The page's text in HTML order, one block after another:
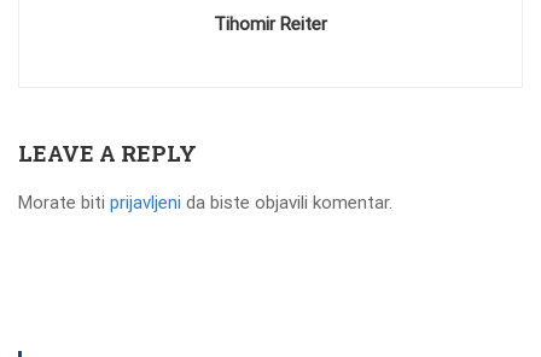
Tihomir Reiter
LEAVE A REPLY
Morate biti prijavljeni da biste objavili komentar.